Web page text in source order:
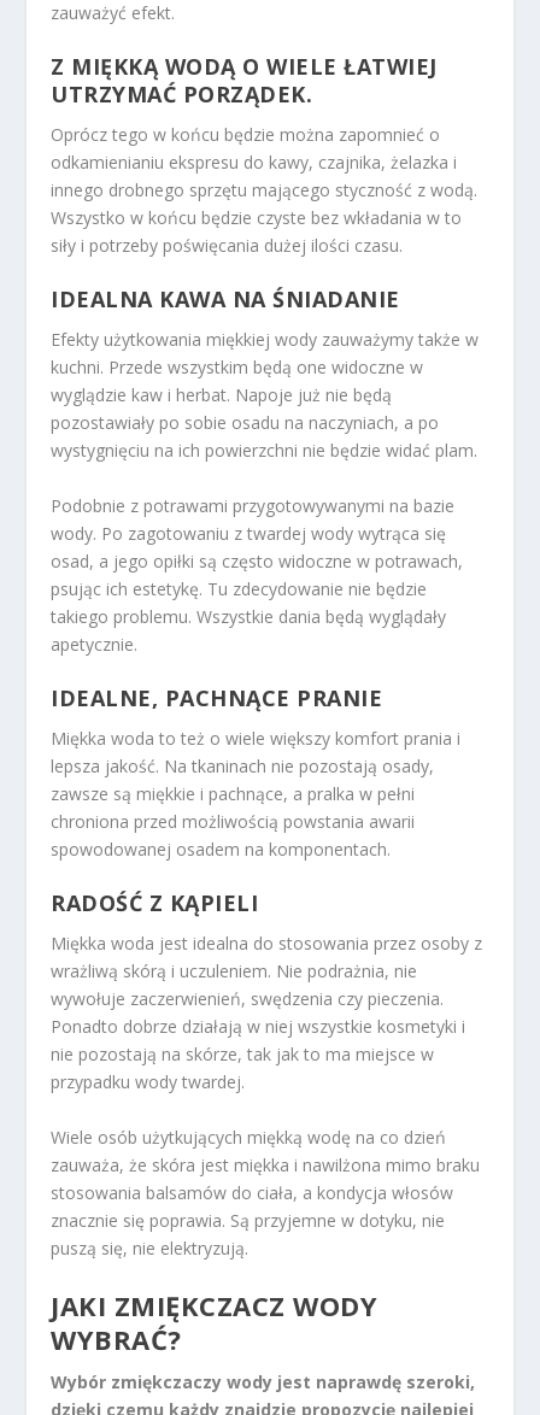
zauważyć efekt.
Z MIĘKKĄ WODĄ O WIELE ŁATWIEJ
UTRZYMAĆ PORZĄDEK.
Oprócz tego w końcu będzie można zapomnieć o
odkamienianiu ekspresu do kawy, czajnika, żelazka i
innego drobnego sprzętu mającego styczność z wodą.
Wszystko w końcu będzie czyste bez wkładania w to
siły i potrzeby poświęcania dużej ilości czasu.
IDEALNA KAWA NA ŚNIADANIE
Efekty użytkowania miękkiej wody zauważymy także w
kuchni. Przede wszystkim będą one widoczne w
wyglądzie kaw i herbat. Napoje już nie będą
pozostawiały po sobie osadu na naczyniach, a po
wystygnięciu na ich powierzchni nie będzie widać plam.
Podobnie z potrawami przygotowywanymi na bazie
wody. Po zagotowaniu z twardej wody wytrąca się
osad, a jego opiłki są często widoczne w potrawach,
psując ich estetykę. Tu zdecydowanie nie będzie
takiego problemu. Wszystkie dania będą wyglądały
apetycznie.
IDEALNE, PACHNĄCE PRANIE
Miękka woda to też o wiele większy komfort prania i
lepsza jakość. Na tkaninach nie pozostają osady,
zawsze są miękkie i pachnące, a pralka w pełni
chroniona przed możliwością powstania awarii
spowodowanej osadem na komponentach.
RADOŚĆ Z KĄPIELI
Miękka woda jest idealna do stosowania przez osoby z
wrażliwą skórą i uczuleniem. Nie podrażnia, nie
wywołuje zaczerwienień, swędzenia czy pieczenia.
Ponadto dobrze działają w niej wszystkie kosmetyki i
nie pozostają na skórze, tak jak to ma miejsce w
przypadku wody twardej.
Wiele osób użytkujących miękką wodę na co dzień
zauważa, że skóra jest miękka i nawilżona mimo braku
stosowania balsamów do ciała, a kondycja włosów
znacznie się poprawia. Są przyjemne w dotyku, nie
puszą się, nie elektryzują.
JAKI ZMIĘKCZACZ WODY
WYBRAĆ?
Wybór zmiękczaczy wody jest naprawdę szeroki,
dzięki czemu każdy znajdzie propozycję najlepiej